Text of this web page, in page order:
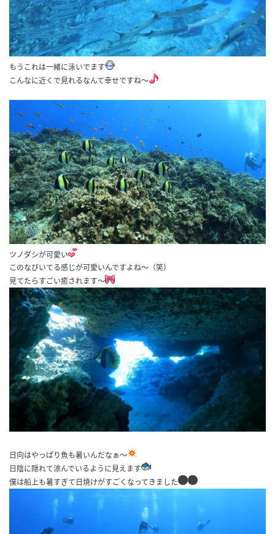
もうこれは一緒に泳いでます
こんなに近くで見れるなんて幸せですね〜
ツノダシが可愛い
このなびいてる感じが可愛いんですよね〜（笑）
見てたらすごい癒されます〜
日向はやっぱり魚も暑いんだなぁ〜
日陰に隠れて涼んでいるように見えます
僕は船上も暑すぎて日焼けがすごくなってきました